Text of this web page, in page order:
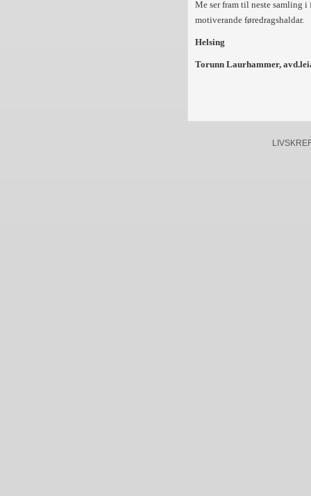
Me ser fram til neste samling
motiverande føredragshaldar.
Helsing
Torunn Laurhammer,